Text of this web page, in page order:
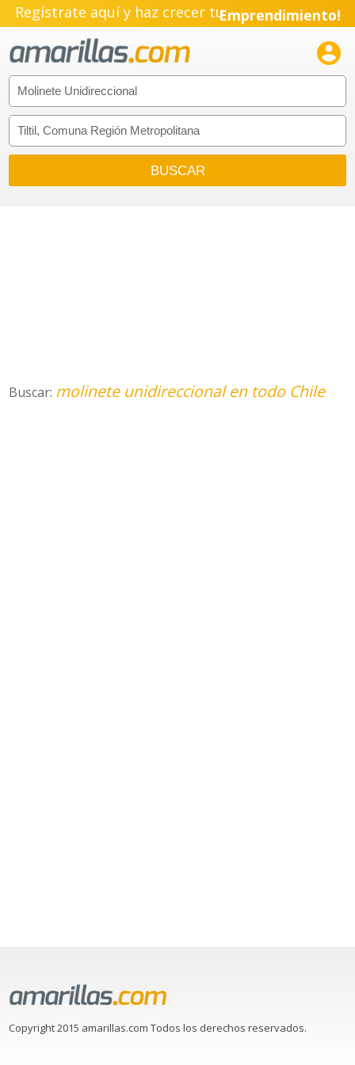
Regístrate aquí y haz crecer tuEmprendimiento!

Buscar: molinete unidireccional en todo Chile
Copyright 2015 amarillas.com Todos los derechos reservados.